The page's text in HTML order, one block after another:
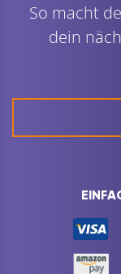
So macht
dein